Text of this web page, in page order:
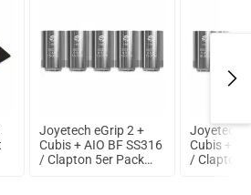
Joyetech eGrip 2 +
Cubis + AIO BF SS316
/ Clapton 5er Pack
Joyetech
Cubis +
/ Clapton